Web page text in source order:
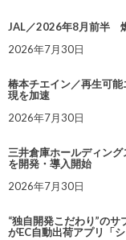
JAL／2026年8月前半
2026年7月30日
椿本チエイン／再生可
現を加速
2026年7月30日
三井倉庫ホールディング
を開発・導入開始
2026年7月30日
“独自開発こだわり”の
がEC自動出荷アプリ「